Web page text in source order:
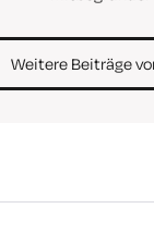
Weitere Beiträge